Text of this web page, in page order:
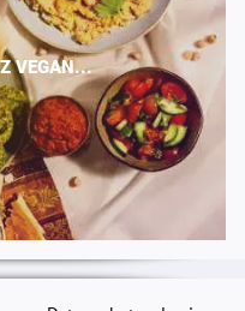
VEGAN...